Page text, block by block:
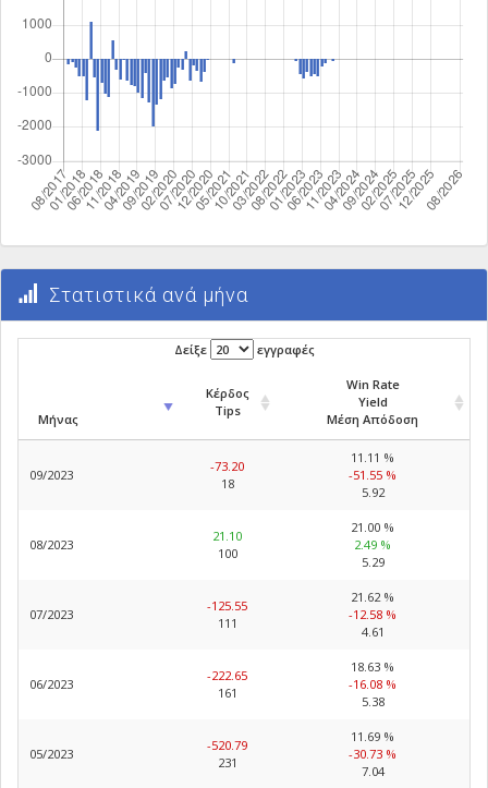
Στατιστικά ανά μήνα
Δείξε εγγραφές
Μήνας
Κέρδος
Tips
Win Rate
Yield
Μέση Απόδοση
09/2023
-73.20
18
11.11 %
-51.55 %
5.92
08/2023
21.10
100
21.00 %
2.49 %
5.29
07/2023
-125.55
111
21.62 %
-12.58 %
4.61
06/2023
-222.65
161
18.63 %
-16.08 %
5.38
05/2023
-520.79
231
11.69 %
-30.73 %
7.04